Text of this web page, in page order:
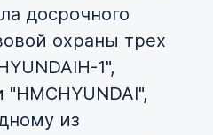
досрочного
охраны трех
1",
"HMCHYUNDAI",
из